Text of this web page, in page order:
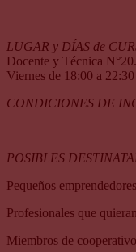
LUGAR y DÍAS de
Docente y Técnica
Viernes de 18:00 a 22:30
CONDICIONES DE
POSIBLES
Pequeños emprendedores
Profesionales que
Miembros de